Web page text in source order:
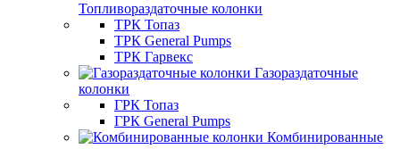
Топливораздаточные колонки
ТРК Топаз
ТРК General Pumps
ТРК Гарвекс
Газораздаточные
колонки
ГРК Топаз
ГРК General Pumps
Комбинированные